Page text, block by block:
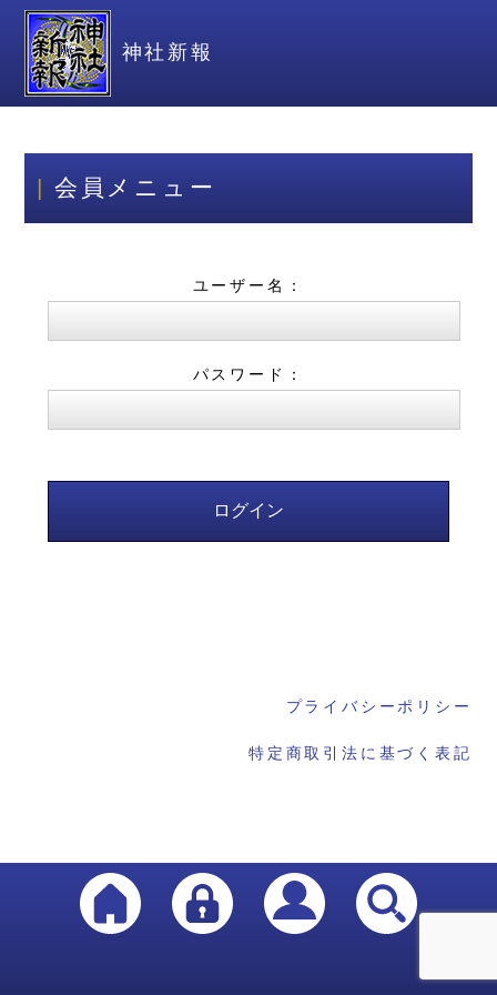
神社新報
会員メニュー
ユーザー名：
パスワード：
プライバシーポリシー
特定商取引法に基づく表記